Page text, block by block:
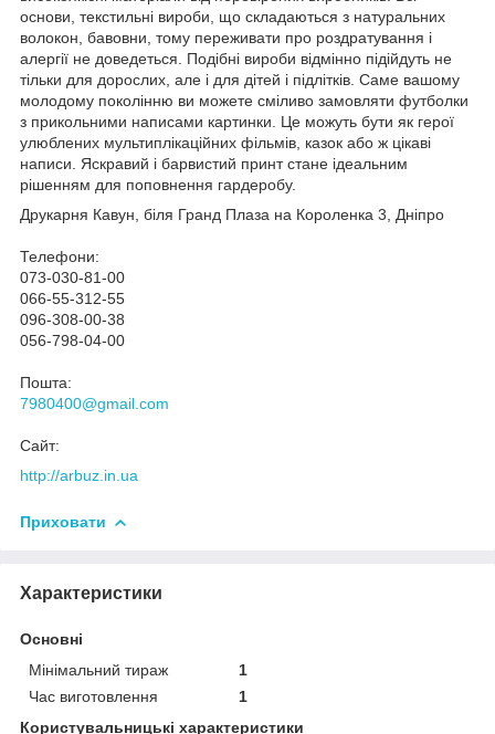
основи, текстильні вироби, що складаються з натуральних
волокон, бавовни, тому переживати про роздратування і
алергії не доведеться. Подібні вироби відмінно підійдуть не
тільки для дорослих, але і для дітей і підлітків. Саме вашому
молодому поколінню ви можете сміливо замовляти футболки
з прикольними написами картинки. Це можуть бути як герої
улюблених мультиплікаційних фільмів, казок або ж цікаві
написи. Яскравий і барвистий принт стане ідеальним
рішенням для поповнення гардеробу.
Друкарня Кавун, біля Гранд Плаза на Короленка 3, Дніпро
Телефони:
073-030-81-00
066-55-312-55
096-308-00-38
056-798-04-00
Пошта:
7980400@gmail.com
Сайт:
http://arbuz.in.ua
Приховати
Характеристики
Основні
Мінімальний тираж
1
Час виготовлення
1
Користувальницькі характеристики